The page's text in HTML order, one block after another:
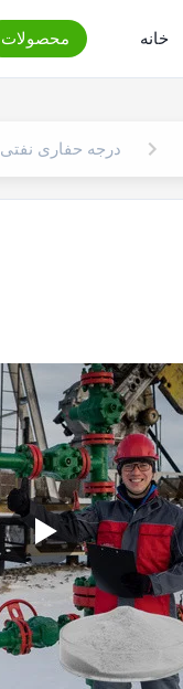
خانه محصولات
درجه حفاری نفتی CMC